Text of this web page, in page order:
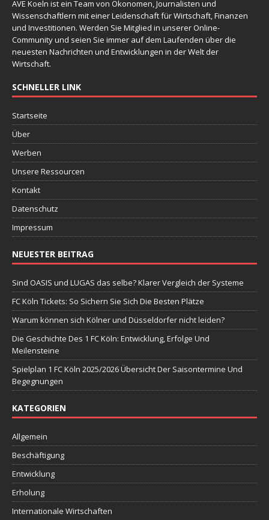
AVE Koeln ist ein Team von Ökonomen, Journalisten und
Wissenschaftlern mit einer Leidenschaft für Wirtschaft, Finanzen
und Investitionen. Werden Sie Mitglied in unserer Online-
Community und seien Sie immer auf dem Laufenden über die
neuesten Nachrichten und Entwicklungen in der Welt der
Wirtschaft.
SCHNELLER LINK
Startseite
Über
Werben
Unsere Ressourcen
Kontakt
Datenschutz
Impressum
NEUESTER BEITRAG
Sind OASIS und LUGAS das selbe? Klarer Vergleich der Systeme
FC Köln Tickets: So Sichern Sie Sich Die Besten Plätze
Warum können sich Kölner und Düsseldorfer nicht leiden?
Die Geschichte Des 1 FC Köln: Entwicklung, Erfolge Und
Meilensteine
Spielplan 1 FC Köln 2025/2026 Übersicht Der Saisontermine Und
Begegnungen
KATEGORIEN
Allgemein
Beschäftigung
Entwicklung
Erholung
Internationale Wirtschaften